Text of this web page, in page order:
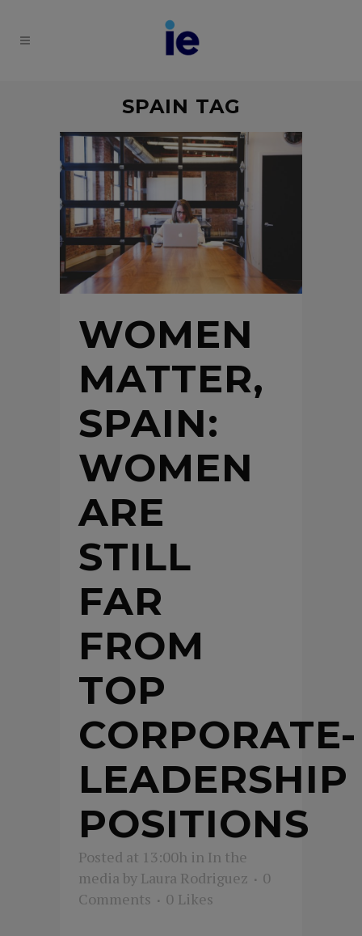
SPAIN TAG
WOMEN
MATTER,
SPAIN:
WOMEN
ARE
STILL
FAR
FROM
TOP
CORPORATE-
LEADERSHIP
POSITIONS
Posted at 13:00h in In the
media by Laura Rodriguez
0
Comments
0 Likes